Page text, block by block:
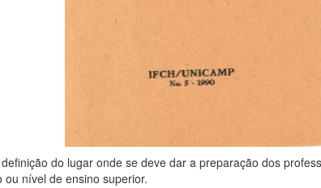
do lugar onde se deve dar a preparação dos
nível de ensino superior.